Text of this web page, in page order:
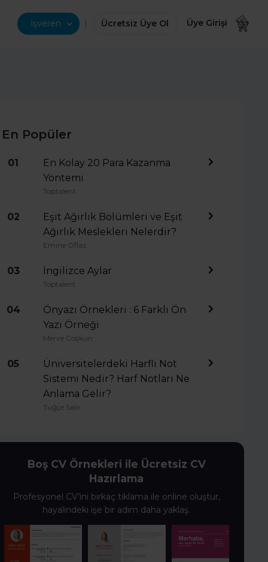
İşveren | Ücretsiz Üye Ol Üye Girişi
En Popüler
01
En Kolay 20 Para Kazanma
Yöntemi
Toptalent
02
Eşit Ağırlık Bölümleri ve Eşit
Ağırlık Meslekleri Nelerdir?
Emine Oflaz
03 İngilizce Aylar
Toptalent
04
Önyazı Örnekleri : 6 Farklı Ön
Yazı Örneği
Merve Coşkun
05
Üniversitelerdeki Harfli Not
Sistemi Nedir? Harf Notları Ne
Anlama Gelir?
Tuğçe Salır
Boş CV Örnekleri ile Ücretsiz CV
Hazırlama
Profesyonel CV’ini birkaç tıklama ile online oluştur,
hayalindeki işe bir adım daha yaklaş.